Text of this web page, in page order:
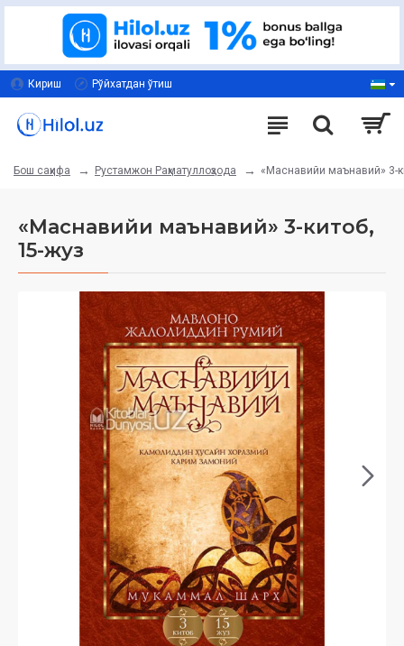
Кириш Рўйхатдан ўтиш
Бош саҳифа Рустамжон Раҳматуллоҳзода «Маснавийи маънавий» 3-
«Маснавийи маънавий» 3-китоб,
15-жуз